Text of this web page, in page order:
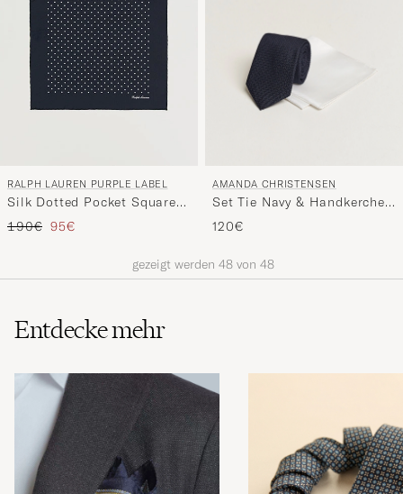
RALPH LAUREN PURPLE LABEL
Silk Dotted Pocket Square
Navy
Regulärer Preis
190€ Reduzierter Preis
95€
AMANDA CHRISTENSEN
Set Tie Navy & Handkercheif
White
120€
gezeigt werden 48 von 48
Entdecke mehr